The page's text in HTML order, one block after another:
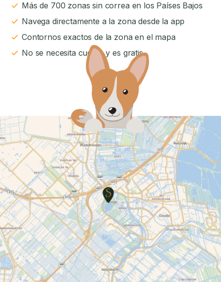
Más de 700 zonas sin correa en los Países Bajos
Navega directamente a la zona desde la app
Contornos exactos de la zona en el mapa
No se necesita cuenta y es gratis